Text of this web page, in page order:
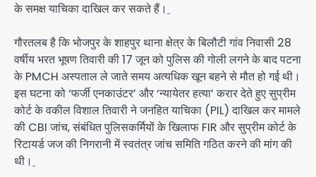
के समक्ष याचिका दाखिल कर सकते हैं।
गौरतलब है कि भोजपुर के शाहपुर थाना क्षेत्र के बिलौटी गांव निवासी 28
वर्षीय भरत भूषण तिवारी की 17 जून को पुलिस की गोली लगने के बाद पटना
के PMCH अस्पताल ले जाते समय अत्यधिक खून बहने से मौत हो गई थी।
इस घटना को ‘फर्जी एनकाउंटर’ और ‘न्यायेतर हत्या’ करार देते हुए सुप्रीम
कोर्ट के वकील विशाल तिवारी ने जनहित याचिका (PIL) दाखिल कर मामले
की CBI जांच, संबंधित पुलिसकर्मियों के खिलाफ FIR और सुप्रीम कोर्ट के
रिटायर्ड जज की निगरानी में स्वतंत्र जांच समिति गठित करने की मांग की
थी।